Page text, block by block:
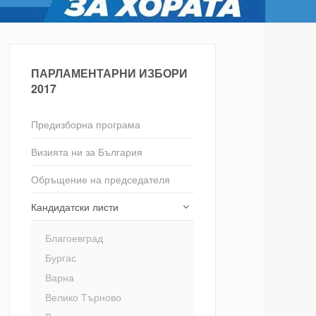
ПАРЛАМЕНТАРНИ ИЗБОРИ
2017
Предизборна програма
Визията ни за България
Обръщение на председателя
Кандидатски листи
Благоевград
Бургас
Варна
Велико Търново